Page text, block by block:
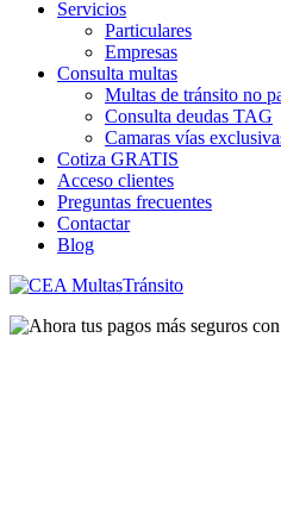
Servicios
Particulares
Empresas
Consulta multas
Multas de tránsito no
Consulta deudas TAG
Camaras vías
Cotiza GRATIS
Acceso clientes
Preguntas frecuentes
Contactar
Blog